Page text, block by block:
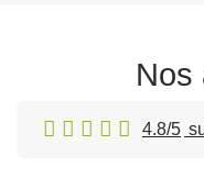
Nos
4.8/5